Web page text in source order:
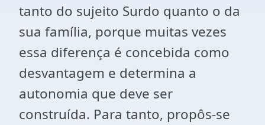
tanto do sujeito Surdo quanto o da
sua família, porque muitas vezes
essa diferença é concebida como
desvantagem e determina a
autonomia que deve ser
construída. Para tanto, propôs-se